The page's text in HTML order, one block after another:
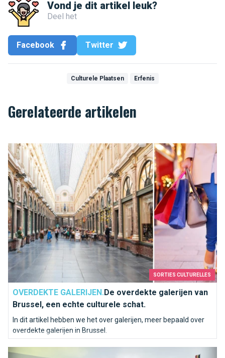
Vond je dit artikel leuk?
Deel het
Facebook Twitter
Culturele Plaatsen Erfenis
Gerelateerde artikelen
SORTIES CULTURELLES
OVERDEKTE GALERIJEN.De overdekte galerijen van
Brussel, een echte culturele schat.
In dit artikel hebben we het over galerijen, meer bepaald over
overdekte galerijen in Brussel.
De overdekte galerijen van Brussel, een echte culturele schat.
De avonturen van Kuifje: referenties in Brussel